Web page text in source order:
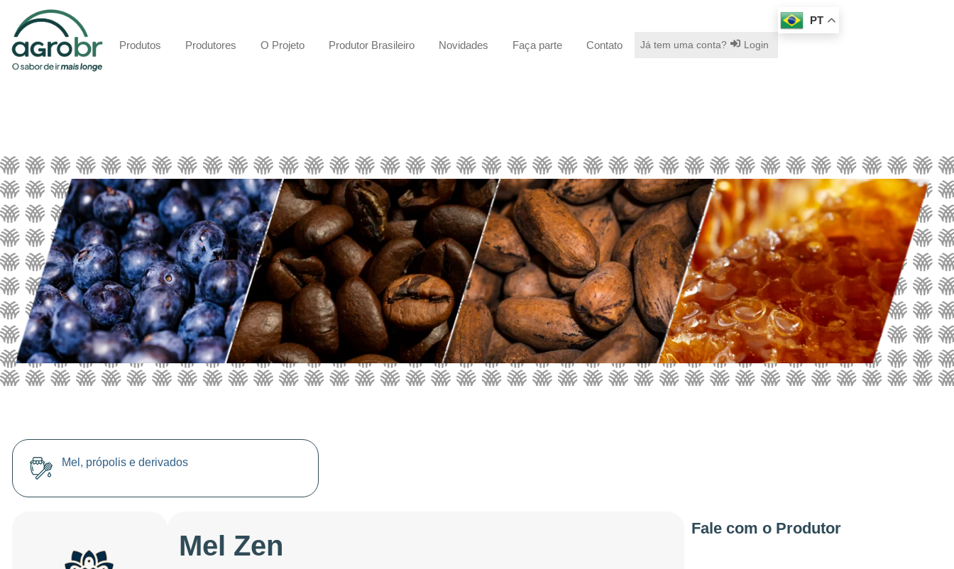
Produtos Produtores O Projeto Produtor Brasileiro Novidades Faça parte Contato Já tem uma conta? Login
PT
Mel, própolis e derivados
Mel Zen
Fale com o Produtor